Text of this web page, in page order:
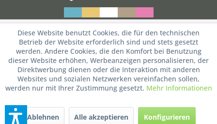
Diese Website benutzt Cookies, die für den technischen
Betrieb der Website erforderlich sind und stets gesetzt
werden. Andere Cookies, die den Komfort bei Benutzung
dieser Website erhöhen, Werbeanzeigen personalisieren, der
Direktwerbung dienen oder die Interaktion mit anderen
Websites und sozialen Netzwerken vereinfachen sollen,
werden nur mit Ihrer Zustimmung gesetzt. Mehr Informationen
Ablehnen Alle akzeptieren Konfigurieren